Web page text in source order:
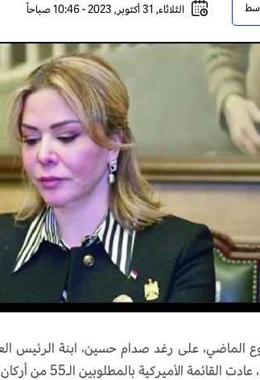
الثلاثاء, 31 أكتوبر, 2023 - 10:46 صباحاً
بالمطلوبين الـ55 من أركان النظام السابق إلى الواجهة مجدداً.